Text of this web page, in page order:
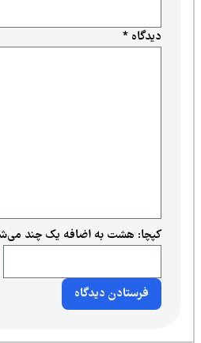
دیدگاه*
کپچا: هشت به اضافه یک چند می‌شود؟*